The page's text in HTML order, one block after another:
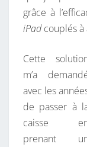
grâce à
iPadcouplés à
Cette
m’a
avec les
de passer à
caisse
prenant